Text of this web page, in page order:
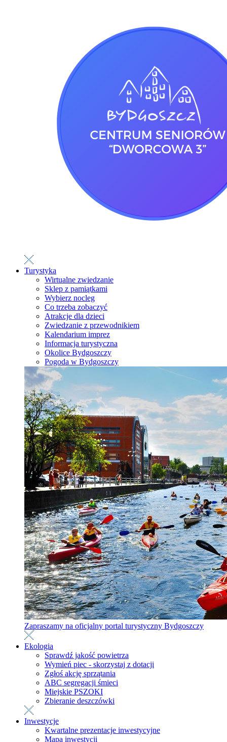
Turystyka
Wirtualne zwiedzanie
Sklep z pamiątkami
Wybierz nocleg
Co trzeba zobaczyć
Atrakcje dla dzieci
Zwiedzanie z przewodnikiem
Kalendarium imprez
Informacja turystyczna
Okolice Bydgoszczy
Pogoda w Bydgoszczy
Zapraszamy na oficjalny portal turystyczny Bydgoszczy
Ekologia
Sprawdź jakość powietrza
Wymień piec - skorzystaj z dotacji
Zgłoś akcję sprzątania
ABC segregacji śmieci
Miejskie PSZOKI
Zbieranie deszczówki
Inwestycje
Kwartalne prezentacje inwestycyjne
Mapa inwestycji